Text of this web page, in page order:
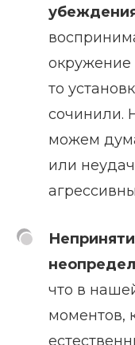
окружение
то
сочинили.
можем
или
что в
моментов,